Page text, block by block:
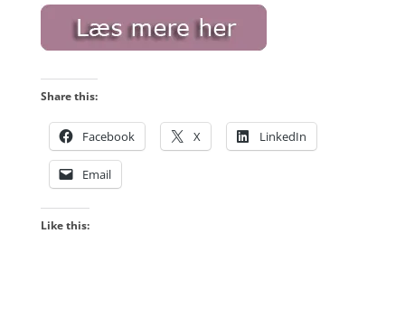
Share this:
Facebook X LinkedIn
Email
Like this: